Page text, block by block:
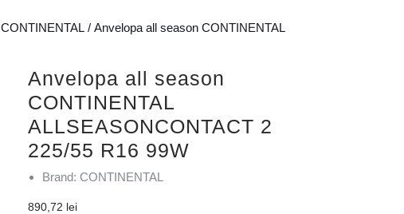
CONTINENTAL / Anvelopa all season CONTINENTAL
Anvelopa all season
CONTINENTAL
ALLSEASONCONTACT 2
225/55 R16 99W
Brand: CONTINENTAL
890,72 lei